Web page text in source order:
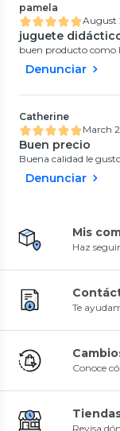
pamela
August
juguete
buen producto como
Denunciar
Catherine
March
Buen precio
Buena calidad le
Denunciar
Mis
Haz
Te
Conoce
Revisa